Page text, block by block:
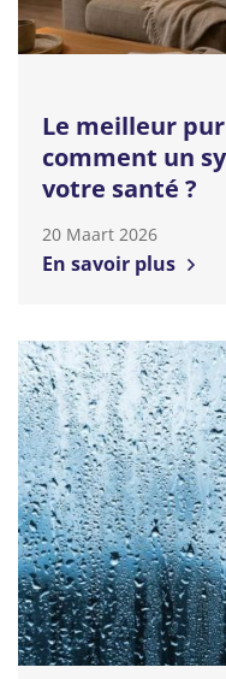
Le meilleur
comment un
votre santé ?
20 Maart 2026
En savoir plus